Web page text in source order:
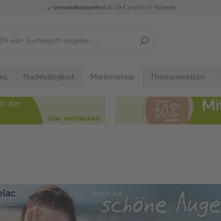
versandkostenfreiab 29 € und für E-Rezepte
Nachhaltigkeit Markenshop Themenwelten